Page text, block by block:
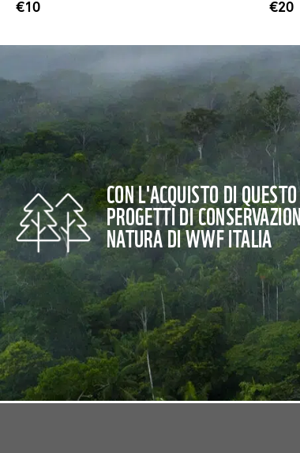
€10 €20
CON L'ACQUISTO DI
PROGETTI DI
NATURA DI WWF ITALIA